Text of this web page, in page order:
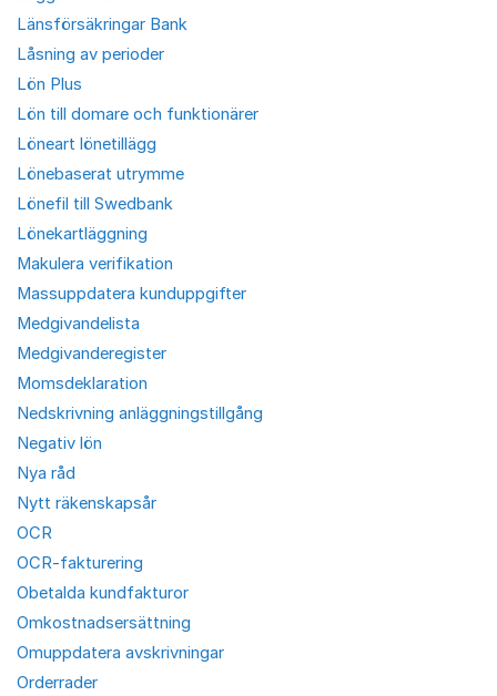
Länsförsäkringar Bank
Låsning av perioder
Lön Plus
Lön till domare och funktionärer
Löneart lönetillägg
Lönebaserat utrymme
Lönefil till Swedbank
Lönekartläggning
Makulera verifikation
Massuppdatera kunduppgifter
Medgivandelista
Medgivanderegister
Momsdeklaration
Nedskrivning anläggningstillgång
Negativ lön
Nya råd
Nytt räkenskapsår
OCR
OCR-fakturering
Obetalda kundfakturor
Omkostnadsersättning
Omuppdatera avskrivningar
Orderrader